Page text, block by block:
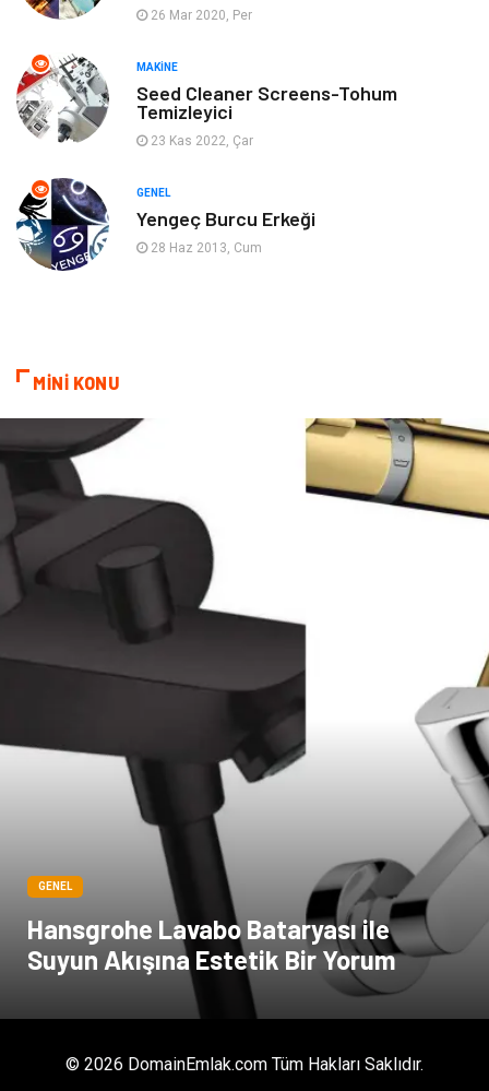
Ev İşleri
Gençlik & Eğlence
Mobilya
Evlilik Rehberi
Astroloji Keyfinizi Kaçırmayın
Sigorta
Yazı Tahtaları
26 Mar 2020, Per
MAKINE
Seed Cleaner Screens-Tohum
Temizleyici
23 Kas 2022, Çar
GENEL
Yengeç Burcu Erkeği
28 Haz 2013, Cum
MİNİ KONU
GENEL
Hansgrohe Lavabo Bataryası ile
Suyun Akışına Estetik Bir Yorum
© 2026 DomainEmlak.com Tüm Hakları Saklıdır.